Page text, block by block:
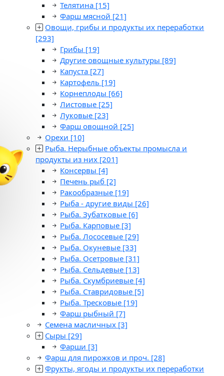
Телятина [15]
Фарш мясной [21]
Овощи, грибы и продукты их переработки
[293]
Грибы [19]
Другие овощные культуры [89]
Капуста [27]
Картофель [19]
Корнеплоды [66]
Листовые [25]
Луковые [23]
Фарш овощной [25]
Орехи [10]
Рыба. Нерыбные объекты промысла и
продукты из них [201]
Консервы [4]
Печень рыб [2]
Ракообразные [19]
Рыба - другие виды [26]
Рыба. Зубатковые [6]
Рыба. Карповые [3]
Рыба. Лососевые [29]
Рыба. Окуневые [33]
Рыба. Осетровые [31]
Рыба. Сельдевые [13]
Рыба. Скумбриевые [4]
Рыба. Ставридовые [5]
Рыба. Тресковые [19]
Фарш рыбный [7]
Семена масличных [3]
Сыры [29]
Фарши [3]
Фарш для пирожков и проч. [28]
Фрукты, ягоды и продукты их переработки